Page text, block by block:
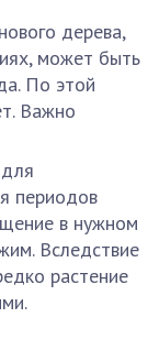
дерева,
может быть
По этой
Важно
периодов
в нужном
Вследствие
растение